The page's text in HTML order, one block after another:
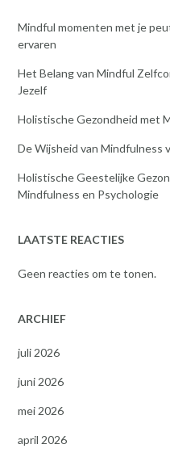
Mindful momenten met je
ervaren
Het Belang van Mindful
Jezelf
Holistische Gezondheid met
De Wijsheid van Mindfulness
Holistische Geestelijke
Mindfulness en Psychologie
LAATSTE REACTIES
Geen reacties om te tonen.
ARCHIEF
juli 2026
juni 2026
mei 2026
april 2026